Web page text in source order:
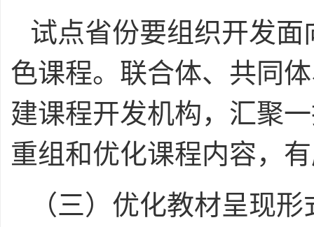
试点省份要组织开发
色课程。联合体、共同
建课程开发机构，汇聚
重组和优化课程内容，
（三）优化教材呈现